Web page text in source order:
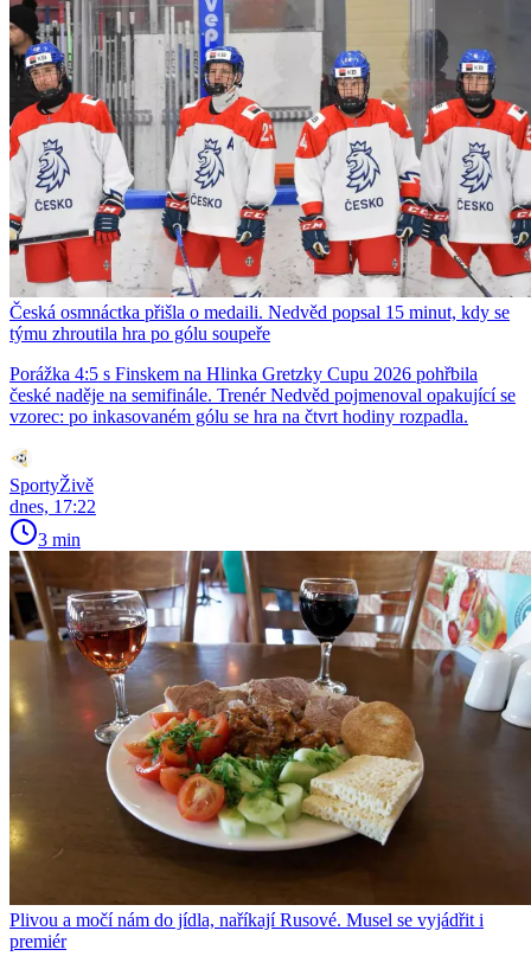
Česká osmnáctka přišla o medaili. Nedvěd popsal 15 minut, kdy se
týmu zhroutila hra po gólu soupeře
Porážka 4:5 s Finskem na Hlinka Gretzky Cupu 2026 pohřbila
české naděje na semifinále. Trenér Nedvěd pojmenoval opakující se
vzorec: po inkasovaném gólu se hra na čtvrt hodiny rozpadla.
SportyŽivě
dnes, 17:22
3 min
Plivou a močí nám do jídla, naříkají Rusové. Musel se vyjádřit i
premiér